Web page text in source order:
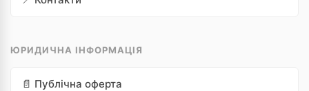
ЮРИДИЧНА ІНФОРМАЦІЯ
📄 Публічна оферта